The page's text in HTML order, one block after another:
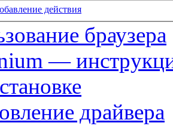
действия
браузера
—
драйвера